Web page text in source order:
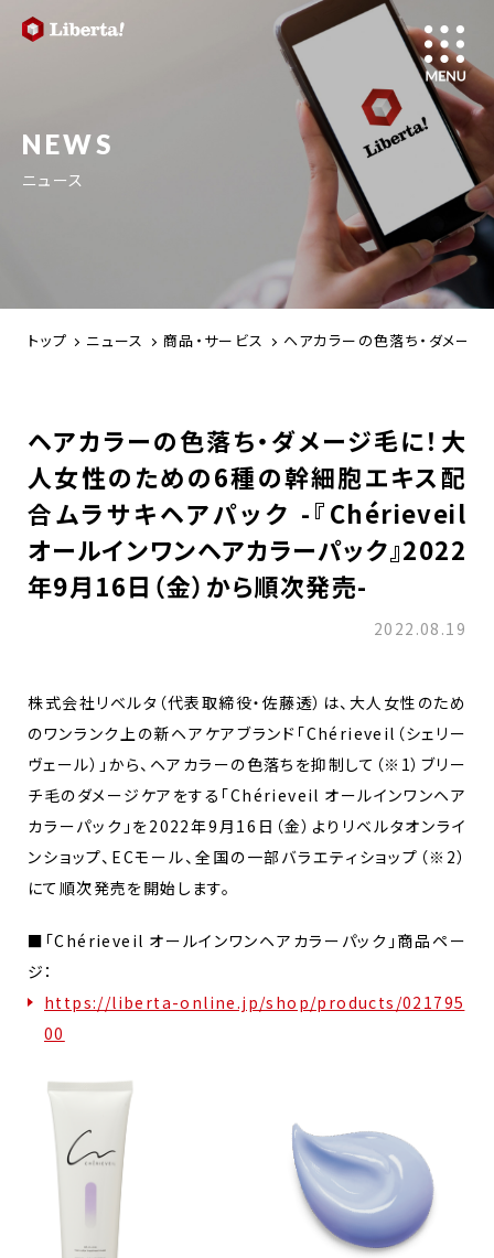
NEWS
ニュース
トップ ニュース 商品・サービス ヘアカラーの色落ち・ダメー
ヘアカラーの色落ち・ダメージ毛に！大
人女性のための6種の幹細胞エキス配
合ムラサキヘアパック -『Chérieveil
オールインワンヘアカラーパック』2022
年9月16日（金）から順次発売-
2022.08.19
株式会社リベルタ（代表取締役・佐藤透）は、大人女性のため
のワンランク上の新ヘアケアブランド「Chérieveil（シェリー
ヴェール）」から、ヘアカラーの色落ちを抑制して（※1）ブリー
チ毛のダメージケアをする「Chérieveil オールインワンヘア
カラーパック」を2022年9月16日（金）よりリベルタオンライ
ンショップ、ECモール、全国の一部バラエティショップ（※2）
にて順次発売を開始します。
■「Chérieveil オールインワンヘアカラーパック」商品ペー
ジ：
https://liberta-online.jp/shop/products/021795
00